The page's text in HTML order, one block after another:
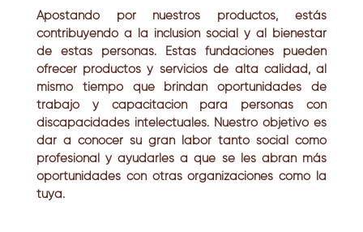
Apostando por nuestros productos, estás
contribuyendo a la inclusión social y al bienestar
de estas personas. Estas fundaciones pueden
ofrecer productos y servicios de alta calidad, al
mismo tiempo que brindan oportunidades de
trabajo y capacitación para personas con
discapacidades intelectuales. Nuestro objetivo es
dar a conocer su gran labor tanto social como
profesional y ayudarles a que se les abran más
oportunidades con otras organizaciones como la
tuya.